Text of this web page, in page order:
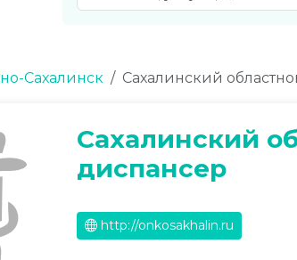
Сахалинск Сахалинский
Сахалинский
диспансер
http://onkosakhalin.ru